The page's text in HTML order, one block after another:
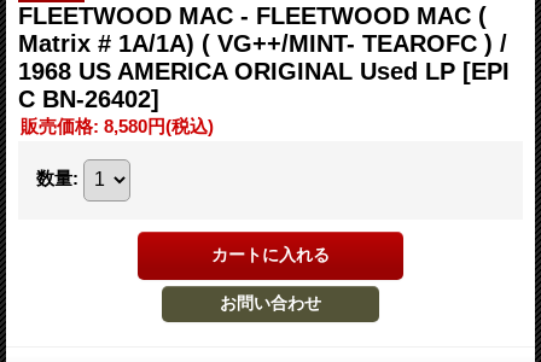
FLEETWOOD MAC - FLEETWOOD MAC (
Matrix # 1A/1A) ( VG++/MINT- TEAROFC ) /
1968 US AMERICA ORIGINAL Used LP [EPI
C BN-26402]
販売価格: 8,580円(税込)
数量: